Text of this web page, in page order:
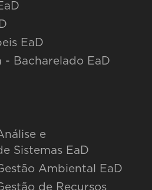
EaD
- Bacharelado EaD
e
Sistemas EaD
Ambiental EaD
de Recursos